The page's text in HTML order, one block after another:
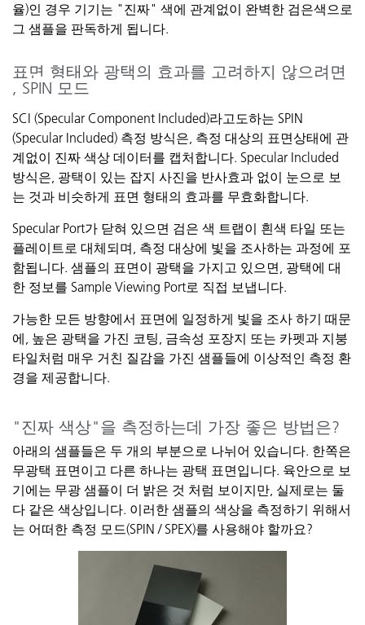
율)인 경우 기기는 " 진짜" 색에 관계없이 완벽한 검은색으로
그 샘플을 판독하게 됩니다.
표면 형태와 광택의 효과를 고려하지 않으려면
, SPIN 모드
SCI (Specular Component Included)라고도하는 SPIN
(Specular Included) 측정 방식은, 측정 대상의 표면상태에 관
계없이 진짜 색상 데이터를 캡처합니다. Specular Included
방식은, 광택이 있는 잡지 사진을 반사효과 없이 눈으로 보
는 것과 비슷하게 표면 형태의 효과를 무효화합니다.
Specular Port가 닫혀 있으면 검은 색 트랩이 흰색 타일 또는
플레이트로 대체되며, 측정 대상에 빛을 조사하는 과정에 포
함됩니다. 샘플의 표면이 광택을 가지고 있으면, 광택에 대
한 정보를 Sample Viewing Port로 직접 보냅니다.
가능한 모든 방향에서 표면에 일정하게 빛을 조사 하기 때문
에, 높은 광택을 가진 코팅, 금속성 포장지 또는 카펫과 지붕
타일처럼 매우 거친 질감을 가진 샘플들에 이상적인 측정 환
경을 제공합니다.
"진짜 색상"을 측정하는데 가장 좋은 방법은?
아래의 샘플들은 두 개의 부분으로 나뉘어 있습니다. 한쪽은
무광택 표면이고 다른 하나는 광택 표면입니다. 육안으로 보
기에는 무광 샘플이 더 밝은 것 처럼 보이지만, 실제로는 둘
다 같은 색상입니다. 이러한 샘플의 색상을 측정하기 위해서
는 어떠한 측정 모드(SPIN / SPEX)를 사용해야 할까요?